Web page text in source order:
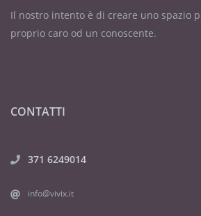
Il nostro intento è di creare uno spazio
proprio caro od un conoscente.
CONTATTI
371 6249014
info@vivix.it